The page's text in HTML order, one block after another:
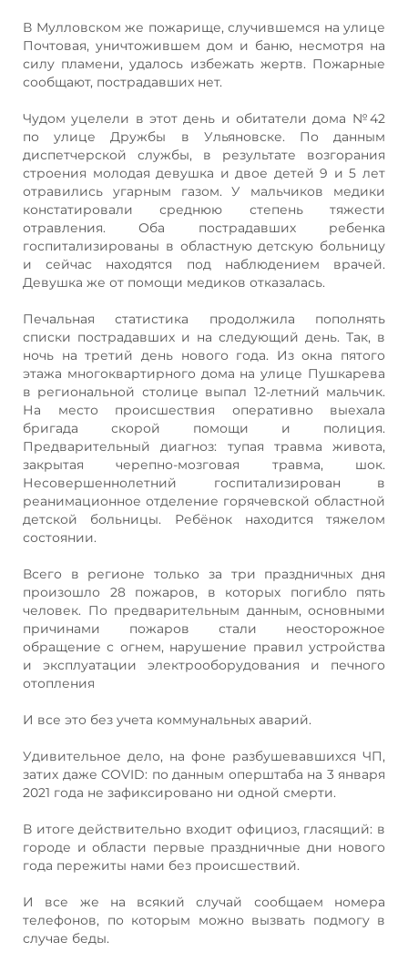
В Мулловском же пожарище, случившемся на улице
Почтовая, уничтожившем дом и баню, несмотря на
силу пламени, удалось избежать жертв. Пожарные
сообщают, пострадавших нет.
Чудом уцелели в этот день и обитатели дома №42
по улице Дружбы в Ульяновске. По данным
диспетчерской службы, в результате возгорания
строения молодая девушка и двое детей 9 и 5 лет
отравились угарным газом. У мальчиков медики
констатировали среднюю степень тяжести
отравления. Оба пострадавших ребенка
госпитализированы в областную детскую больницу
и сейчас находятся под наблюдением врачей.
Девушка же от помощи медиков отказалась.
Печальная статистика продолжила пополнять
списки пострадавших и на следующий день. Так, в
ночь на третий день нового года. Из окна пятого
этажа многоквартирного дома на улице Пушкарева
в региональной столице выпал 12-летний мальчик.
На место происшествия оперативно выехала
бригада скорой помощи и полиция.
Предварительный диагноз: тупая травма живота,
закрытая черепно-мозговая травма, шок.
Несовершеннолетний госпитализирован в
реанимационное отделение горячевской областной
детской больницы. Ребёнок находится тяжелом
состоянии.
Всего в регионе только за три праздничных дня
произошло 28 пожаров, в которых погибло пять
человек. По предварительным данным, основными
причинами пожаров стали неосторожное
обращение с огнем, нарушение правил устройства
и эксплуатации электрооборудования и печного
отопления
И все это без учета коммунальных аварий.
Удивительное дело, на фоне разбушевавшихся ЧП,
затих даже COVID: по данным оперштаба на 3 января
2021 года не зафиксировано ни одной смерти.
В итоге действительно входит официоз, гласящий: в
городе и области первые праздничные дни нового
года пережиты нами без происшествий.
И все же на всякий случай сообщаем номера
телефонов, по которым можно вызвать подмогу в
случае беды.